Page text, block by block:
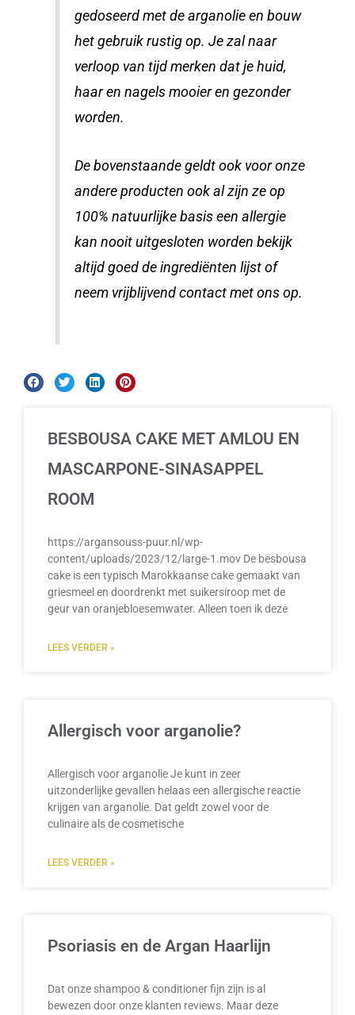
gedoseerd met de arganolie en bouw
het gebruik rustig op. Je zal naar
verloop van tijd merken dat je huid,
haar en nagels mooier en gezonder
worden.
De bovenstaande geldt ook voor onze
andere producten ook al zijn ze op
100% natuurlijke basis een allergie
kan nooit uitgesloten worden bekijk
altijd goed de ingrediënten lijst of
neem vrijblijvend contact met ons op.
BESBOUSA CAKE MET AMLOU EN
MASCARPONE-SINASAPPEL
ROOM
https://argansouss-puur.nl/wp-
content/uploads/2023/12/large-1.mov De besbousa
cake is een typisch Marokkaanse cake gemaakt van
griesmeel en doordrenkt met suikersiroop met de
geur van oranjebloesemwater. Alleen toen ik deze
LEES VERDER »
Allergisch voor arganolie?
Allergisch voor arganolie Je kunt in zeer
uitzonderlijke gevallen helaas een allergische reactie
krijgen van arganolie. Dat geldt zowel voor de
culinaire als de cosmetische
LEES VERDER »
Psoriasis en de Argan Haarlijn
Dat onze shampoo & conditioner fijn zijn is al
bewezen door onze klanten reviews. Maar deze